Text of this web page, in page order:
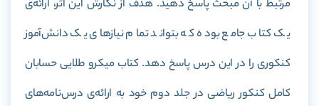
مرتبط با آن مبحث پاسخ دهید. هدف از نگارش این اثر، ارائه‌ی
یک کتاب جامع بوده که بتواند تمام نیازهای یک دانش‌آموز
کنکوری را در این درس پاسخ دهد. کتاب میکرو طلایی حسابان
کامل کنکور ریاضی در جلد دوم خود به ارائه‌ی درس‌نامه‌های